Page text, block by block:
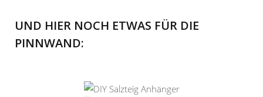
UND HIER NOCH ETWAS FÜR DIE
PINNWAND: